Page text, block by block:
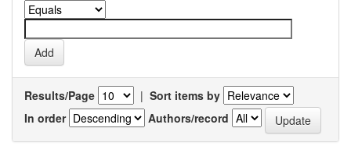
Results/Page | Sort items by
In order
Authors/record